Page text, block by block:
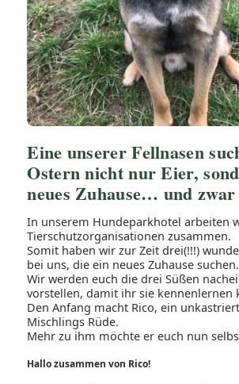
Eine unserer Fellnasen
Ostern nicht nur Eier,
neues Zuhause… und
In unserem Hundeparkhotel arbeiten
Tierschutzorganisationen zusammen.
Somit haben wir zur Zeit drei(!!!)
bei uns, die ein neues Zuhause suchen.
Wir werden euch die drei Süßen
vorstellen, damit ihr sie kennenlernen
Den Anfang macht Rico, ein
Mischlings Rüde.
Mehr zu ihm möchte er euch nun
Hallo zusammen von Rico!